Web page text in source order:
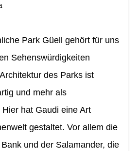
Park Güell gehört für uns
Sehenswürdigkeiten
des Parks ist
und mehr als
hat Gaudi eine Art
gestaltet. Vor allem die
und der Salamander, die